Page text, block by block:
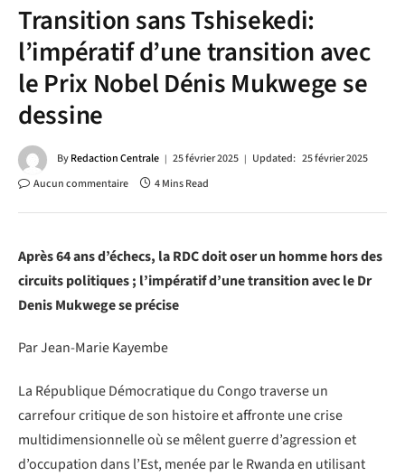
Transition sans Tshisekedi:
l’impératif d’une transition avec
le Prix Nobel Dénis Mukwege se
dessine
ByRedaction Centrale 25 février 2025 Updated: 25 février 2025
Aucun commentaire
4 Mins Read
Après 64 ans d’échecs, la RDC doit oser un homme hors des
circuits politiques ; l’impératif d’une transition avec le Dr
Denis Mukwege se précise
Par Jean-Marie Kayembe
La République Démocratique du Congo traverse un
carrefour critique de son histoire et affronte une crise
multidimensionnelle où se mêlent guerre d’agression et
d’occupation dans l’Est, menée par le Rwanda en utilisant